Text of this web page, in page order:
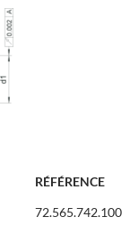
RÉFÉRENCE
72.565.742.100